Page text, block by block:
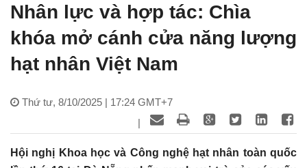
Nhân lực và hợp tác: Chìa
khóa mở cánh cửa năng lượng
hạt nhân Việt Nam
Thứ tư, 8/10/2025 | 17:24 GMT+7
|
Hội nghị Khoa học và Công nghệ hạt nhân toàn quốc